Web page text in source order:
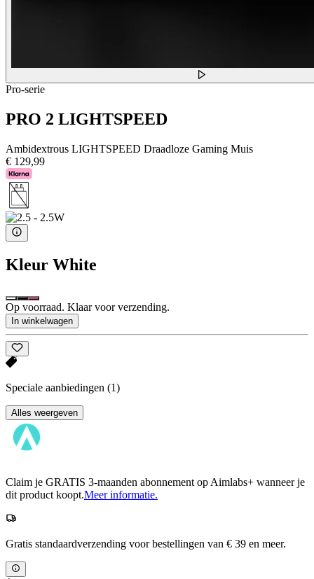
Pro-serie
PRO 2 LIGHTSPEED
Ambidextrous LIGHTSPEED Draadloze Gaming Muis
€ 129,99
Kleur White
Op voorraad. Klaar voor verzending.
In winkelwagen
Speciale aanbiedingen (1)
Alles weergeven
Claim je GRATIS 3-maanden abonnement op Aimlabs+ wanneer je
dit product koopt.Meer informatie.
Gratis standaardverzending voor bestellingen van € 39 en meer.